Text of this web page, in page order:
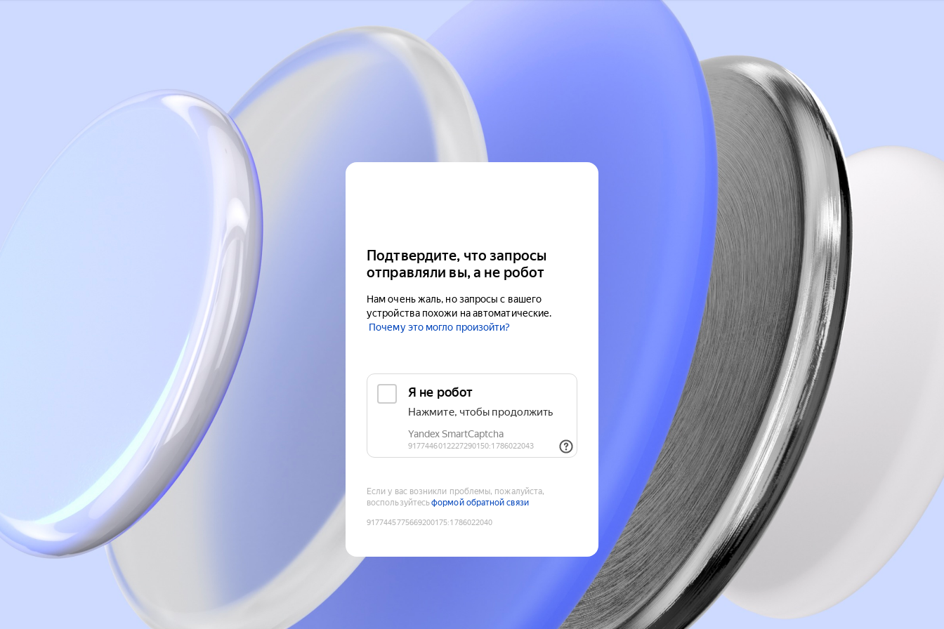
Подтвердите, что запросы
отправляли вы, а не робот
Нам очень жаль, но запросы с вашего
устройства похожи на автоматические.
Почему это могло произойти?
Если у вас возникли проблемы, пожалуйста,
воспользуйтесьформой обратной связи
9177445775669200175:1786022040